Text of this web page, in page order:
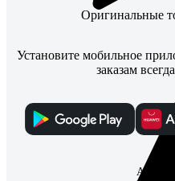
Оригинальные
Установите мобильное
заказам
Адреса